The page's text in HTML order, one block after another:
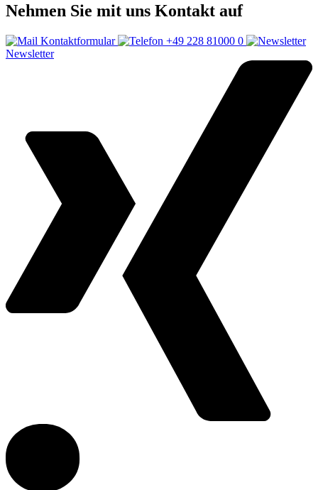
Nehmen Sie mit uns Kontakt auf
Kontaktformular
+49 228 81000 0
Newsletter